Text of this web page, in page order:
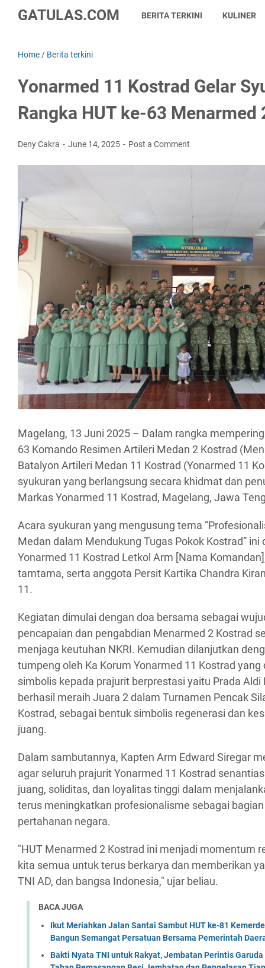
GATULAS.COM BERITA TERKINI KULINER
Home / Berita terkini
Yonarmed 11 Kostrad Gelar
Rangka HUT ke-63 Menarmed
Deny Cakra June 14, 2025 Post a Comment
Magelang, 13 Juni 2025 – Dalam rangka
63 Komando Resimen Artileri Medan 2 Kostrad
Batalyon Artileri Medan 11 Kostrad (Yonarmed 11
syukuran yang berlangsung secara khidmat dan
Markas Yonarmed 11 Kostrad, Magelang, Jawa
Acara syukuran yang mengusung tema
Medan dalam Mendukung Tugas Pokok Kostrad”
Yonarmed 11 Kostrad Letkol Arm [Nama
tamtama, serta anggota Persit Kartika Chandra
11.
Kegiatan dimulai dengan doa bersama sebagai
pencapaian dan pengabdian Menarmed 2 Kostrad
menjaga keutuhan NKRI. Kemudian dilanjutkan
tumpeng oleh Ka Korum Yonarmed 11 Kostrad
simbolis kepada prajurit berprestasi yaitu Prada Aldi
berhasil meraih Juara 2 dalam Turnamen Pencak
Kostrad, sebagai bentuk simbolis regenerasi dan
juang.
Dalam sambutannya, Kapten Arm Edward Siregar
agar seluruh prajurit Yonarmed 11 Kostrad
juang, soliditas, dan loyalitas tinggi dalam
terus meningkatkan profesionalisme sebagai
pertahanan negara.
"HUT Menarmed 2 Kostrad ini menjadi momentum
kita semua untuk terus berkarya dan memberikan
TNI AD, dan bangsa Indonesia," ujar beliau.
BACA JUGA
Ikut Meriahkan Jalan Santai Sambut HUT ke-81
Bangun Semangat Persatuan Bersama Pemerintah
Bakti Nyata TNI untuk Rakyat, Jembatan Perintis